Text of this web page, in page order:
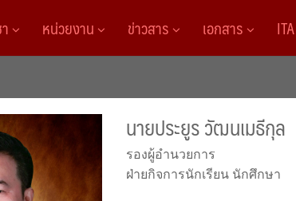
หน่วยงาน ข่าวสาร เอกสาร ITA
นายประยูร วัฒนเมธีกุล
รองผู้อำนวยการ
ฝ่ายกิจการนักเรียน นักศึกษา